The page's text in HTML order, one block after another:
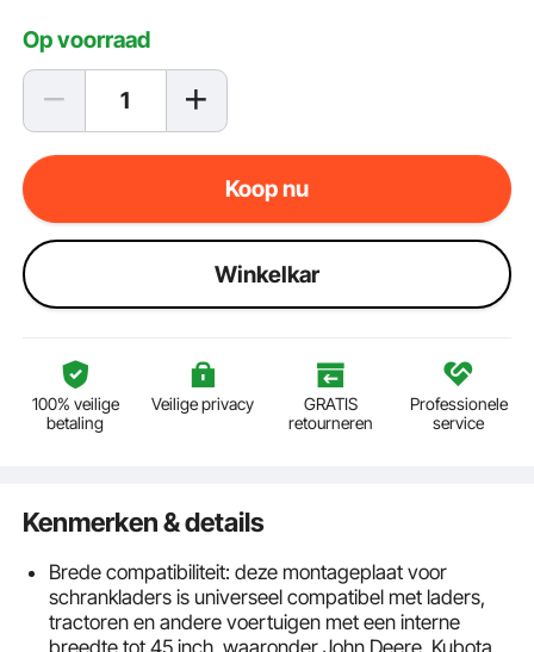
Op voorraad
Koop nu
Winkelkar
100% veilige
betaling
Veilige privacy
GRATIS
retourneren
Professionele
service
Kenmerken & details
Brede compatibiliteit: deze montageplaat voor
schrankladers is universeel compatibel met laders,
tractoren en andere voertuigen met een interne
breedte tot 45 inch, waaronder John Deere, Kubota,